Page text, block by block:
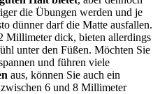
die Übungen werden und je
dünner darf die Matte ausfallen.
Millimeter dick, bieten allerdings
unter den Füßen. Möchten Sie
und führen viele
aus, können Sie auch ein
6 und 8 Millimeter